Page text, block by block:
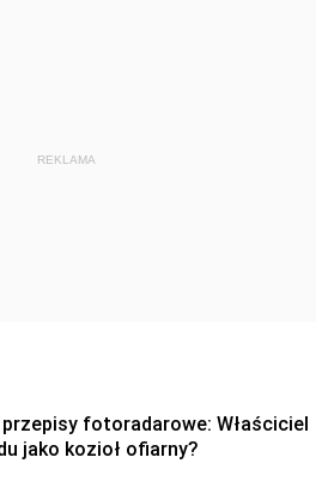
REKLAMA
przepisy fotoradarowe: Właściciel
jako kozioł ofiarny?